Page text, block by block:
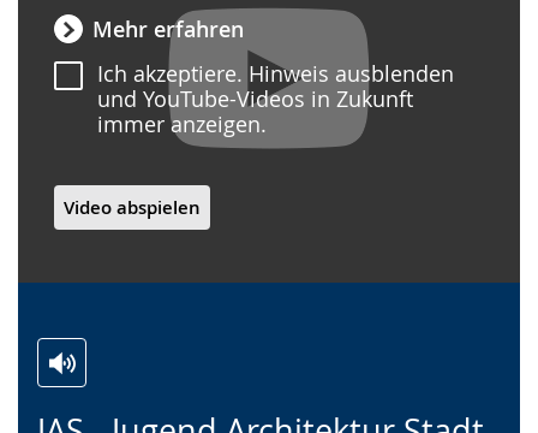
Mehr erfahren
Ich akzeptiere. Hinweis ausblenden
und YouTube-Videos in Zukunft
immer anzeigen.
Video abspielen